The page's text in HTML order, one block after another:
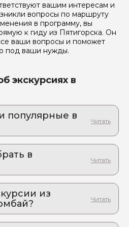
вашим интересам и
вопросы по маршруту
в программу, вы
к гиду из Пятигорска. Он
ваши вопросы и поможет
под ваши нужды.
экскурсиях в
популярные в
один день
наследие курортно-
Чебурашки: яркая и
по Пятигорску
балы, дуэли и
5000 интересных шагов по
в
из